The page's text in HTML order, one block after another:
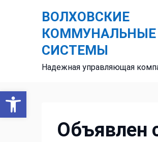
ВОЛХОВСКИЕ
КОММУНАЛЬНЫЕ
СИСТЕМЫ
Надежная управляющая
Объявлен
Открыть панель инструментов